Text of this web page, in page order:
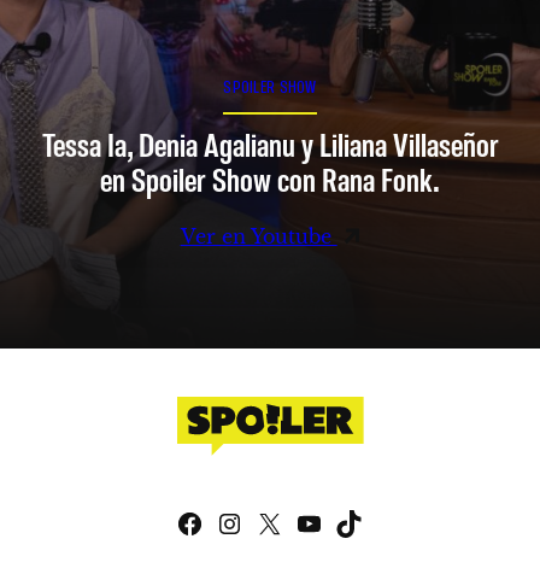
SPOILER SHOW
Tessa Ia, Denia Agalianu y Liliana Villaseñor
en Spoiler Show con Rana Fonk.
Ver en Youtube
Facebook
Instagram
X YouTube